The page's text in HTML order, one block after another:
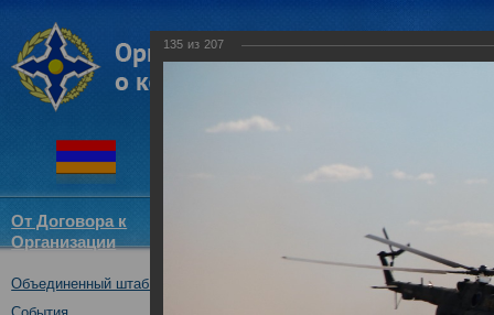
От Договора к
Организации
Новости
Объединенный штаб ОДКБ
Совместное учение с
"Нерушимое братство-2016"
135 из 207